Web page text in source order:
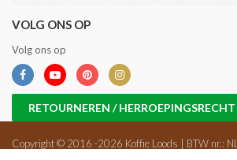
VOLG ONS OP
Volg ons op
RETOURNEREN / HERROEPINGSRECHT
Copyright © 2016 -2026 Koffie Loods | BTW nr.: